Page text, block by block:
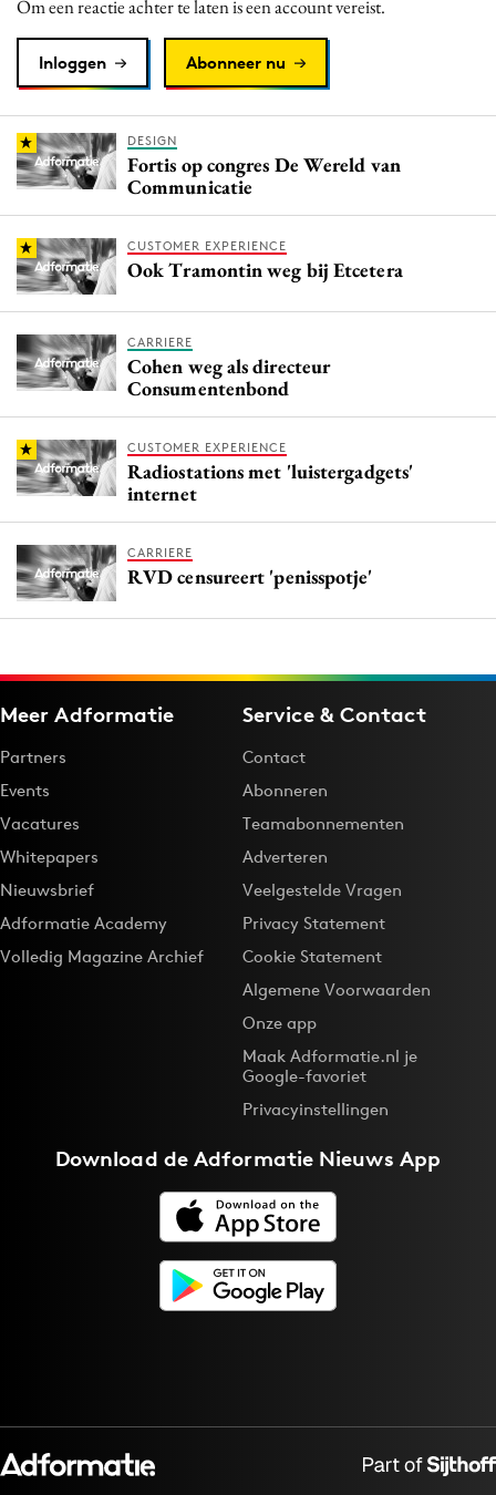
Om een reactie achter te laten is een account vereist.
Inloggen Abonneer nu
DESIGN
Fortis op congres De Wereld van
Communicatie
CUSTOMER EXPERIENCE
Ook Tramontin weg bij Etcetera
CARRIERE
Cohen weg als directeur
Consumentenbond
CUSTOMER EXPERIENCE
Radiostations met 'luistergadgets'
internet
CARRIERE
RVD censureert 'penisspotje'
Meer Adformatie
Partners
Events
Vacatures
Whitepapers
Nieuwsbrief
Adformatie Academy
Volledig Magazine Archief
Service & Contact
Contact
Abonneren
Teamabonnementen
Adverteren
Veelgestelde Vragen
Privacy Statement
Cookie Statement
Algemene Voorwaarden
Onze app
Maak Adformatie.nl je
Google-favoriet
Privacyinstellingen
Download deAdformatie Nieuws App